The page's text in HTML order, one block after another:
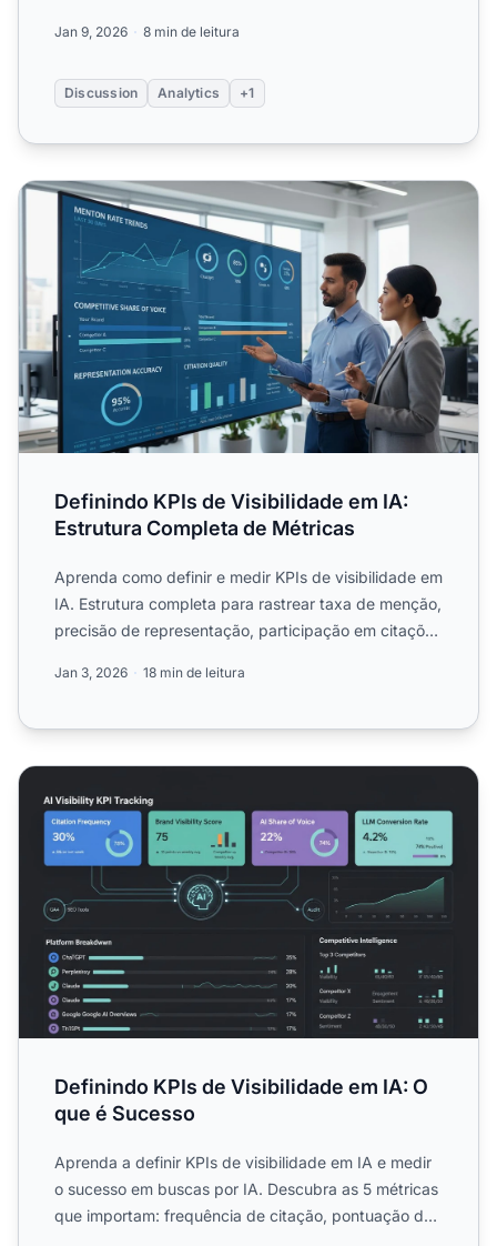
Jan 9, 2026 8 min de leitura
Discussion Analytics +1
Definindo KPIs de Visibilidade em IA: Estrutura Completa
Definindo KPIs de Visibilidade em IA:
Estrutura Completa de Métricas
Aprenda como definir e medir KPIs de visibilidade em
IA. Estrutura completa para rastrear taxa de menção,
precisão de representação, participação em citações
Jan 3, 2026 18 min de leitura
Definindo KPIs de Visibilidade em IA: O que é Sucesso
Definindo KPIs de Visibilidade em IA: O
que é Sucesso
Aprenda a definir KPIs de visibilidade em IA e medir
o sucesso em buscas por IA. Descubra as 5 métricas
que importam: frequência de citação, pontuação de